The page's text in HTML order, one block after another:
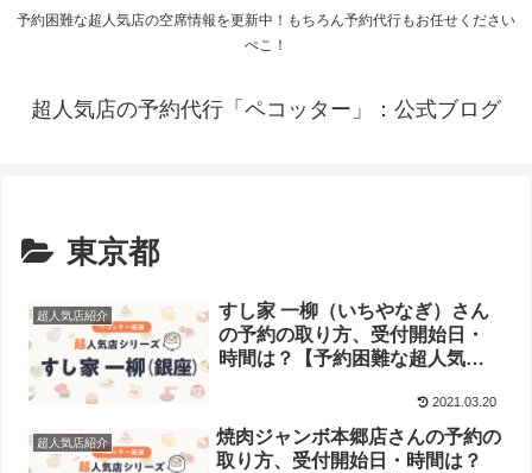
予約困難な超人気店の空席情報を更新中！もちろん予約代行もお任せください
ぺこ！
超人気店の予約代行「ペコッター」：公式ブログ
東京都
超人気店紹介
すし家 一柳（いちやなぎ）さん
の予約の取り方、受付開始日・
時間は？【予約困難な超人気店
2021.03.20
超人気店紹介
焼肉ジャンボ本郷店さんの予約の
取り方、受付開始日・時間は？